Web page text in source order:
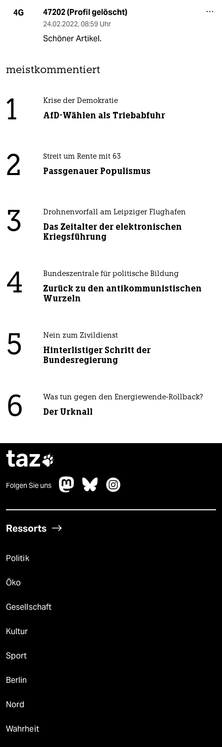
4G 47202 (Profil gelöscht)
24.02.2022, 08:59 Uhr
Schöner Artikel.
meistkommentiert
1 Krise der Demokratie
AfD-Wählen als Triebabfuhr
2 Streit um Rente mit 63
Passgenauer Populismus
3 Drohnenvorfall am Leipziger Flughafen
Das Zeitalter der elektronischen
Kriegsführung
4 Bundeszentrale für politische Bildung
Zurück zu den antikommunistischen
Wurzeln
5 Nein zum Zivildienst
Hinterlistiger Schritt der
Bundesregierung
6 Was tun gegen den Energiewende-Rollback?
Der Urknall
taz
Folgen Sie uns
Ressorts
Politik
Öko
Gesellschaft
Kultur
Sport
Berlin
Nord
Wahrheit